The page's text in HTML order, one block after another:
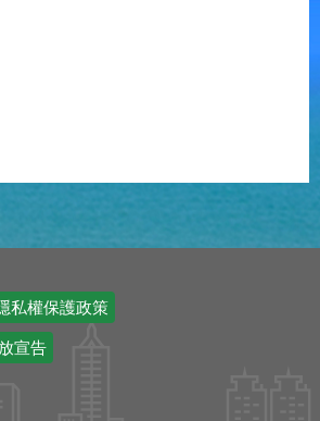
私權保護政策
宣告